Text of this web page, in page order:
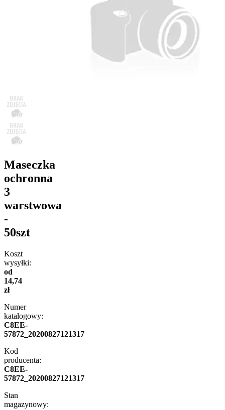
Maseczka
ochronna
3
warstwowa
-
50szt
Koszt
wysyłki:
od
14,74
zł
Numer
katalogowy:
C8EE-
57872_20200827121317
Kod
producenta:
C8EE-
57872_20200827121317
Stan
magazynowy: